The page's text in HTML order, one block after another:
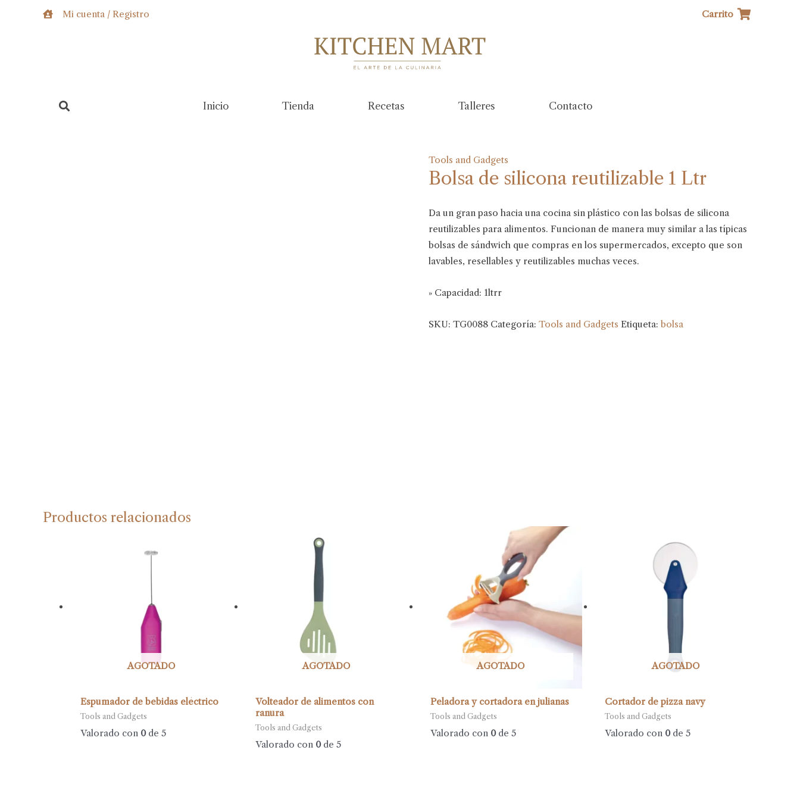
Mi cuenta / Registro Carrito
Inicio Tienda Recetas Talleres Contacto
Tools and Gadgets
Bolsa de silicona reutilizable 1 Ltr
Da un gran paso hacia una cocina sin plástico con las bolsas de silicona
reutilizables para alimentos. Funcionan de manera muy similar a las típicas
bolsas de sándwich que compras en los supermercados, excepto que son
lavables, resellables y reutilizables muchas veces.
» Capacidad: 1ltrr
SKU: TG0088 Categoría: Tools and Gadgets Etiqueta: bolsa
Productos relacionados
AGOTADO
Espumador de bebidas eléctrico
Tools and Gadgets
Valorado con 0de 5
AGOTADO
Volteador de alimentos con
ranura
Tools and Gadgets
Valorado con 0de 5
AGOTADO
Peladora y cortadora en julianas
Tools and Gadgets
Valorado con 0de 5
AGOTADO
Cortador de pizza navy
Tools and Gadgets
Valorado con 0de 5